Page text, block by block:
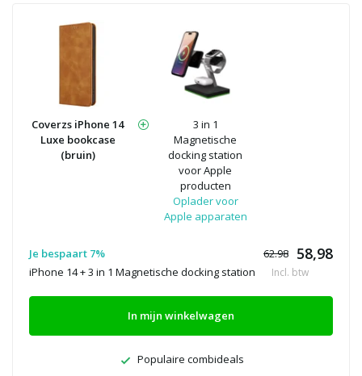
Coverzs iPhone 14
Luxe bookcase
(bruin)
3 in 1
Magnetische
docking station
voor Apple
producten
Oplader voor
Apple apparaten
Je bespaart 7% 62.98 58,98
iPhone 14 + 3 in 1 Magnetische docking station Incl. btw
In mijn winkelwagen
Populaire combideals